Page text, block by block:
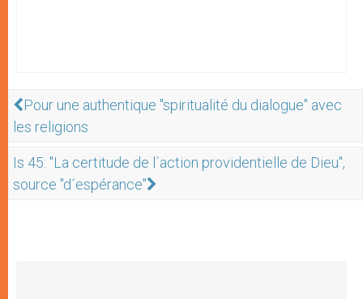
Pour une authentique "spiritualité du dialogue" avec
les religions
Is 45: "La certitude de l´action providentielle de Dieu",
source "d´espérance"